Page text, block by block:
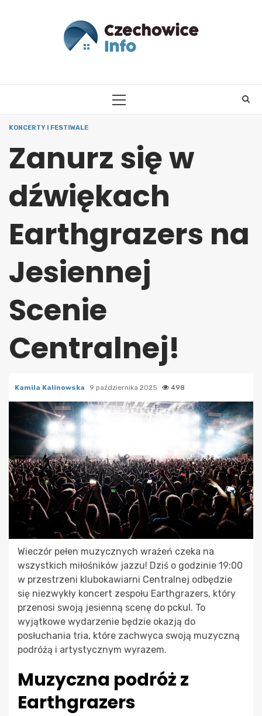
PRIMARY
KONCERTY I FESTIWALE
Zanurz się w
dźwiękach
Earthgrazers na
Jesiennej
Scenie
Centralnej!
Kamila Kalinowska 9 października 2025 498
Wieczór pełen muzycznych wrażeń czeka na
wszystkich miłośników jazzu! Dziś o godzinie 19:00
w przestrzeni klubokawiarni Centralnej odbędzie
się niezwykły koncert zespołu Earthgrazers, który
przenosi swoją jesienną scenę do pckul. To
wyjątkowe wydarzenie będzie okazją do
posłuchania tria, które zachwyca swoją muzyczną
podróżą i artystycznym wyrazem.
Muzyczna podróż z
Earthgrazers